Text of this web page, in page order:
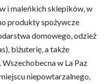
i maleńkich sklepików, w
produkty spożywcze
domowego, odzież
biżuterię, a także
w La Paz
niepowtarzalnego,